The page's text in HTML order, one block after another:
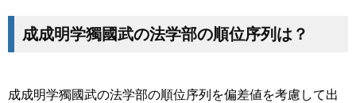
成成明学獨國武の法学部の順位序列は？
成成明学獨國武の法学部の順位序列を偏差値を考慮して出